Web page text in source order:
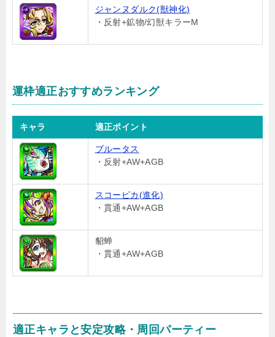
ジャンヌダルク(獣神化)
・反射+鉱物/幻獣キラーM
運枠適正おすすめランキング
キャラ 適正ポイント
ブルータス
・反射+AW+AGB
スコーピカ(進化)
・貫通+AW+AGB
貂蝉
・貫通+AW+AGB
適正キャラと安定攻略・周回パーティー